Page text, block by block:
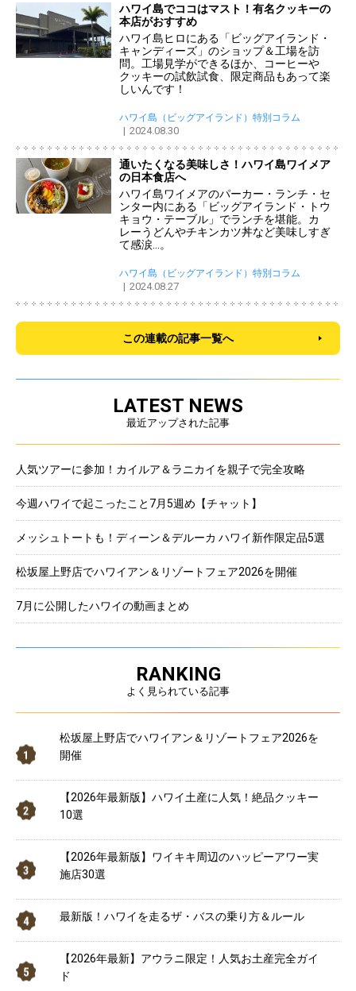
ハワイ島でココはマスト！有名クッキーの
本店がおすすめ
ハワイ島ヒロにある「ビッグアイランド・
キャンディーズ」のショップ＆工場を訪
問。工場見学ができるほか、コーヒーや
クッキーの試飲試食、限定商品もあって楽
しいんです！
ハワイ島（ビッグアイランド）特別コラム
2024.08.30
通いたくなる美味しさ！ハワイ島ワイメア
の日本食店へ
ハワイ島ワイメアのパーカー・ランチ・セ
ンター内にある「ビッグアイランド・トウ
キョウ・テーブル」でランチを堪能。カ
レーうどんやチキンカツ丼など美味しすぎ
て感涙…。
ハワイ島（ビッグアイランド）特別コラム
2024.08.27
この連載の記事一覧へ
LATEST NEWS
最近アップされた記事
人気ツアーに参加！カイルア＆ラニカイを親子で完全攻略
今週ハワイで起こったこと7月5週め【チャット】
メッシュトートも！ディーン＆デルーカ ハワイ新作限定品5選
松坂屋上野店でハワイアン＆リゾートフェア2026を開催
7月に公開したハワイの動画まとめ
RANKING
よく見られている記事
松坂屋上野店でハワイアン＆リゾートフェア2026を
開催
【2026年最新版】ハワイ土産に人気！絶品クッキー
10選
【2026年最新版】ワイキキ周辺のハッピーアワー実
施店30選
最新版！ハワイを走るザ・バスの乗り方＆ルール
【2026年最新】アウラニ限定！人気お土産完全ガイ
ド